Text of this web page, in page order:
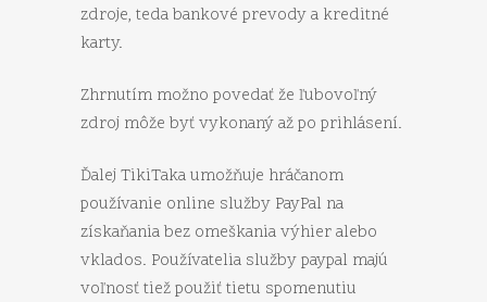
zdroje, teda bankové prevody a kreditné
karty.
Zhrnutím možno povedať že ľubovoľný
zdroj môže byť vykonaný až po prihlásení.
Ďalej TikiTaka umožňuje hráčanom
používanie online služby PayPal na
získaňania bez omeškania výhier alebo
vklados. Používatelia služby paypal majú
voľnosť tiež použiť tietu spomenutiu